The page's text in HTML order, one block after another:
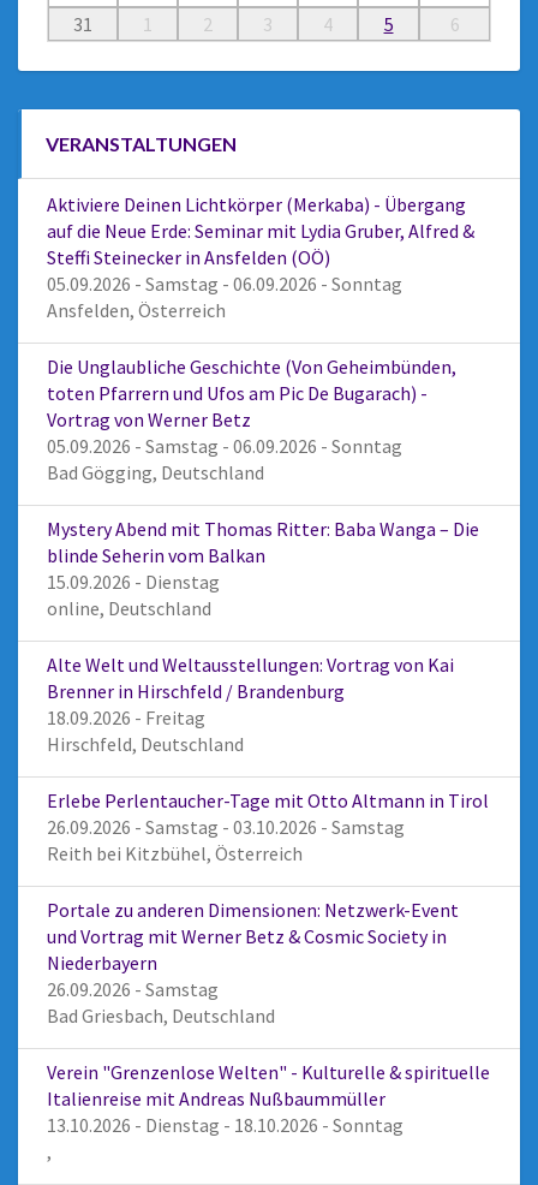
31
1 2 3 4 5 6
VERANSTALTUNGEN
Aktiviere Deinen Lichtkörper (Merkaba) - Übergang
auf die Neue Erde: Seminar mit Lydia Gruber, Alfred &
Steffi Steinecker in Ansfelden (OÖ)
05.09.2026 - Samstag - 06.09.2026 - Sonntag
Ansfelden, Österreich
Die Unglaubliche Geschichte (Von Geheimbünden,
toten Pfarrern und Ufos am Pic De Bugarach) -
Vortrag von Werner Betz
05.09.2026 - Samstag - 06.09.2026 - Sonntag
Bad Gögging, Deutschland
Mystery Abend mit Thomas Ritter: Baba Wanga – Die
blinde Seherin vom Balkan
15.09.2026 - Dienstag
online, Deutschland
Alte Welt und Weltausstellungen: Vortrag von Kai
Brenner in Hirschfeld / Brandenburg
18.09.2026 - Freitag
Hirschfeld, Deutschland
Erlebe Perlentaucher-Tage mit Otto Altmann in Tirol
26.09.2026 - Samstag - 03.10.2026 - Samstag
Reith bei Kitzbühel, Österreich
Portale zu anderen Dimensionen: Netzwerk-Event
und Vortrag mit Werner Betz & Cosmic Society in
Niederbayern
26.09.2026 - Samstag
Bad Griesbach, Deutschland
Verein "Grenzenlose Welten" - Kulturelle & spirituelle
Italienreise mit Andreas Nußbaummüller
13.10.2026 - Dienstag - 18.10.2026 - Sonntag
,